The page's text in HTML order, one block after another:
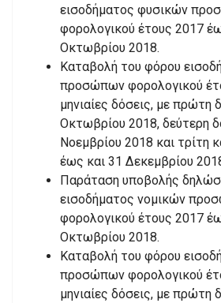
εισοδήματος φυσικών
φορολογικού έτους 2017
Οκτωβρίου 2018.
Καταβολή του φόρου
προσώπων φορολογικού
μηνιαίες δόσεις, με πρώτη
Οκτωβρίου 2018, δεύτερη
Νοεμβρίου 2018 και τρίτη
έως και 31 Δεκεμβρίου
Παράταση υποβολής
εισοδήματος νομικών
φορολογικού έτους 2017
Οκτωβρίου 2018.
Καταβολή του φόρου
προσώπων φορολογικού
μηνιαίες δόσεις, με πρώτη